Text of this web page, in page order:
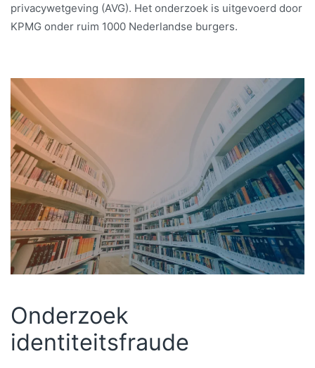
privacywetgeving (AVG). Het onderzoek is uitgevoerd door
KPMG onder ruim 1000 Nederlandse burgers.
Onderzoek
identiteitsfraude